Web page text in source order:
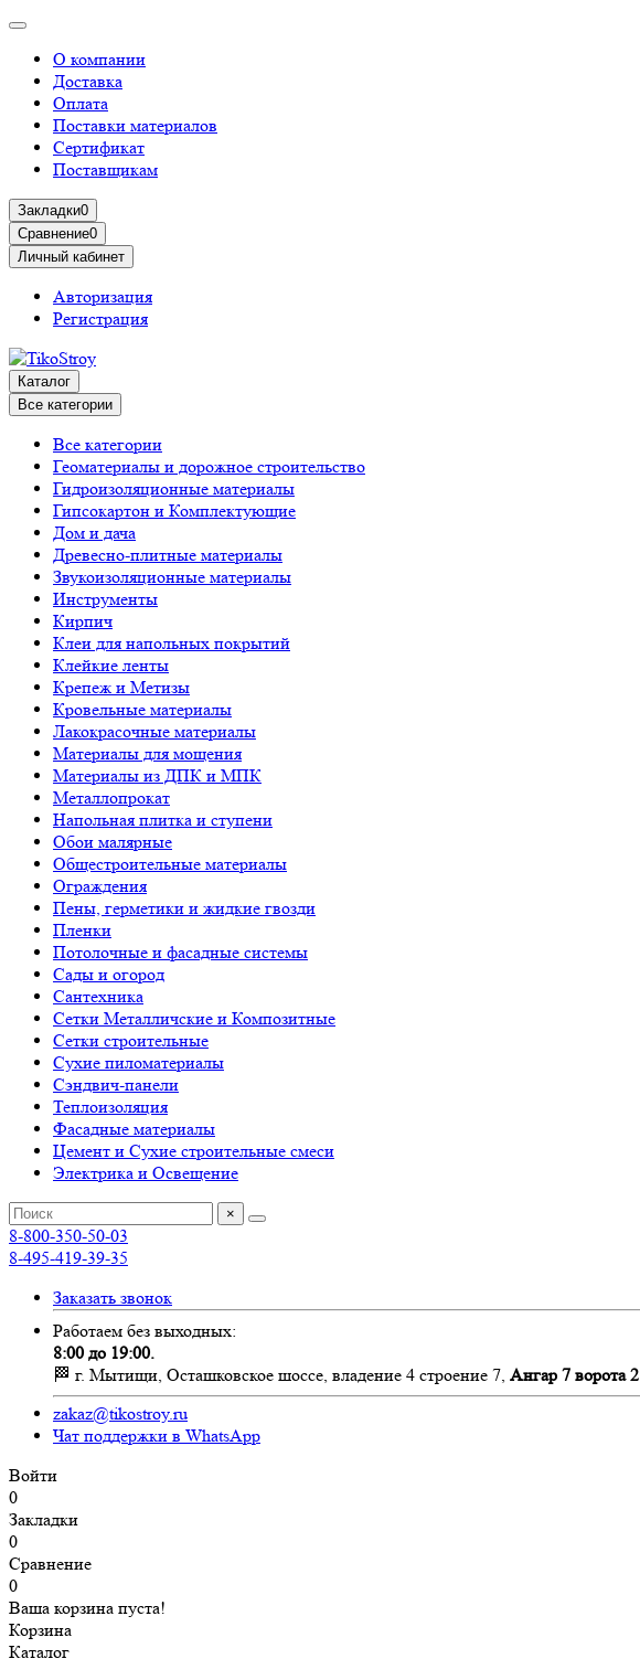
О компании
Доставка
Оплата
Поставки материалов
Сертификат
Поставщикам
Закладки0
Сравнение0
Личный кабинет
Авторизация
Регистрация
Каталог
Все категории
Все категории
Геоматериалы и дорожное строительство
Гидроизоляционные материалы
Гипсокартон и Комплектующие
Дом и дача
Древесно-плитные материалы
Звукоизоляционные материалы
Инструменты
Кирпич
Клеи для напольных покрытий
Клейкие ленты
Крепеж и Метизы
Кровельные материалы
Лакокрасочные материалы
Материалы для мощения
Материалы из ДПК и МПК
Металлопрокат
Напольная плитка и ступени
Обои малярные
Общестроительные материалы
Ограждения
Пены, герметики и жидкие гвозди
Пленки
Потолочные и фасадные системы
Сады и огород
Сантехника
Сетки Металличские и Композитные
Сетки строительные
Сухие пиломатериалы
Сэндвич-панели
Теплоизоляция
Фасадные материалы
Цемент и Сухие строительные смеси
Электрика и Освещение
×
8-800-350-50-03
8-495-419-39-35
Заказать звонок
Работаем без выходных:
8:00 до 19:00.
🏁 г. Мытищи, Осташковское шоссе, владение 4 строение 7, Ангар 7 ворота 2
zakaz@tikostroy.ru
Чат поддержки в WhatsApp
Войти
0
Закладки
0
Сравнение
0
Ваша корзина пуста!
Корзина
Каталог